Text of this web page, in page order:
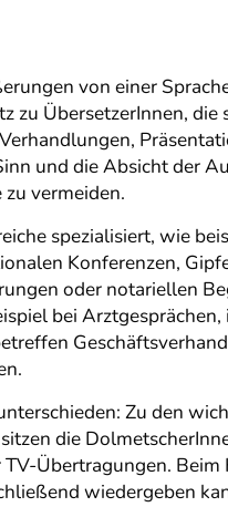
von einer
zu ÜbersetzerInnen,
und die Absicht der
vermeiden.
spezialisiert, wie
Konferenzen,
oder notariellen
bei
Zu den
die
Übertragungen.
wiedergeben